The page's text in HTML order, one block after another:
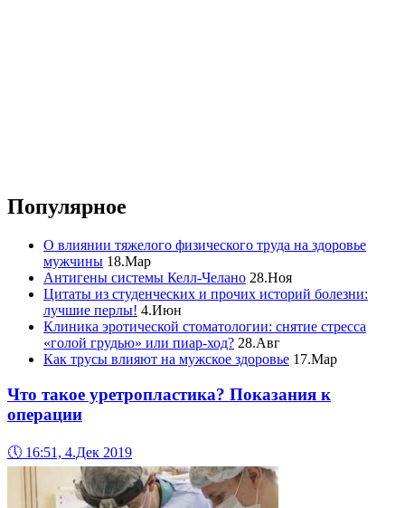
Популярное
О влиянии тяжелого физического труда на здоровье
мужчины 18.Мар
Антигены системы Келл-Челано 28.Ноя
Цитаты из студенческих и прочих историй болезни:
лучшие перлы! 4.Июн
Клиника эротической стоматологии: снятие стресса
«голой грудью» или пиар-ход? 28.Авг
Как трусы влияют на мужское здоровье 17.Мар
Что такое уретропластика? Показания к
операции
🕔 16:51, 4.Дек 2019